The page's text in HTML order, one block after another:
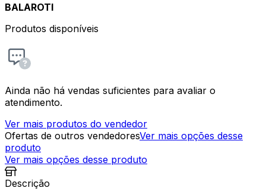
BALAROTI
Produtos disponíveis
Ainda não há vendas suficientes para avaliar o
atendimento.
Ver mais produtos do vendedor
Ofertas de outros vendedoresVer mais opções desse
produto
Ver mais opções desse produto
Descrição